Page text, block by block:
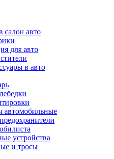
салон авто
для авто
в авто
автомобильные
устройства
и тросы